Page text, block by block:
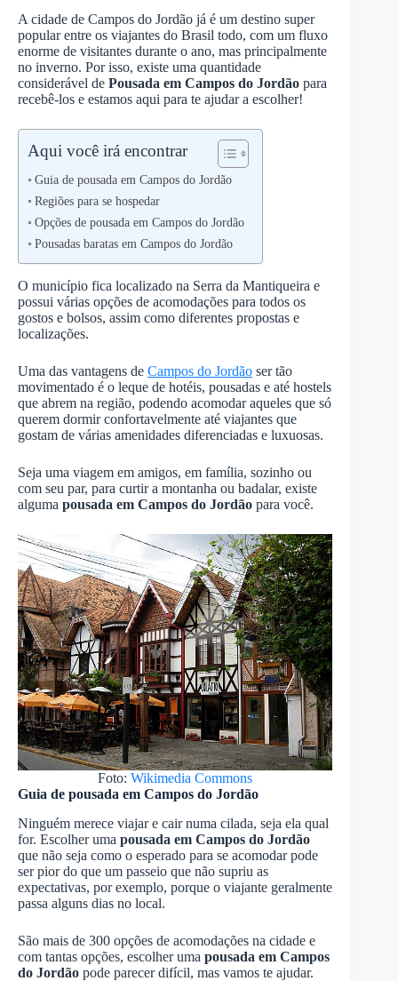
A cidade de Campos do Jordão já é um destino super
popular entre os viajantes do Brasil todo, com um fluxo
enorme de visitantes durante o ano, mas principalmente
no inverno. Por isso, existe uma quantidade
considerável de Pousada em Campos do Jordão para
recebê-los e estamos aqui para te ajudar a escolher!
Aqui você irá encontrar
Guia de pousada em Campos do Jordão
Regiões para se hospedar
Opções de pousada em Campos do Jordão
Pousadas baratas em Campos do Jordão
O município fica localizado na Serra da Mantiqueira e
possui várias opções de acomodações para todos os
gostos e bolsos, assim como diferentes propostas e
localizações.
Uma das vantagens de Campos do Jordão ser tão
movimentado é o leque de hotéis, pousadas e até hostels
que abrem na região, podendo acomodar aqueles que só
querem dormir confortavelmente até viajantes que
gostam de várias amenidades diferenciadas e luxuosas.
Seja uma viagem em amigos, em família, sozinho ou
com seu par, para curtir a montanha ou badalar, existe
alguma pousada em Campos do Jordão para você.
Foto:Wikimedia Commons
Guia de pousada em Campos do Jordão
Ninguém merece viajar e cair numa cilada, seja ela qual
for. Escolher uma pousada em Campos do Jordão
que não seja como o esperado para se acomodar pode
ser pior do que um passeio que não supriu as
expectativas, por exemplo, porque o viajante geralmente
passa alguns dias no local.
São mais de 300 opções de acomodações na cidade e
com tantas opções, escolher uma pousada em Campos
do Jordão pode parecer difícil, mas vamos te ajudar.